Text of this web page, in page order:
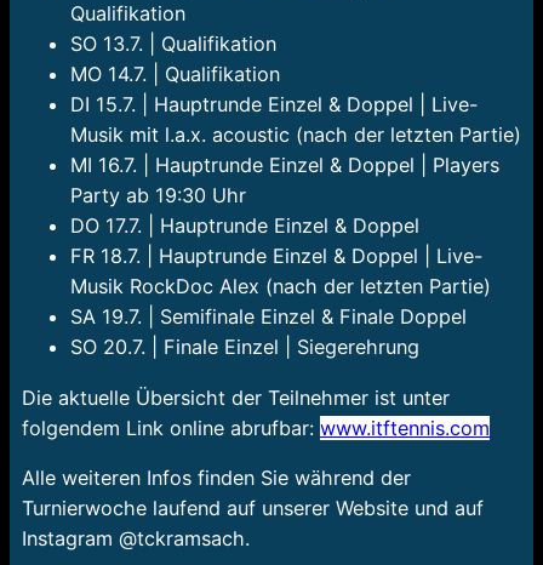
Qualifikation
SO 13.7. | Qualifikation
MO 14.7. | Qualifikation
DI 15.7. | Hauptrunde Einzel & Doppel | Live-
Musik mit l.a.x. acoustic (nach der letzten Partie)
MI 16.7. | Hauptrunde Einzel & Doppel | Players
Party ab 19:30 Uhr
DO 17.7. | Hauptrunde Einzel & Doppel
FR 18.7. | Hauptrunde Einzel & Doppel | Live-
Musik RockDoc Alex (nach der letzten Partie)
SA 19.7. | Semifinale Einzel & Finale Doppel
SO 20.7. | Finale Einzel | Siegerehrung
Die aktuelle Übersicht der Teilnehmer ist unter
folgendem Link online abrufbar: www.itftennis.com
Alle weiteren Infos finden Sie während der
Turnierwoche laufend auf unserer Website und auf
Instagram @tckramsach.